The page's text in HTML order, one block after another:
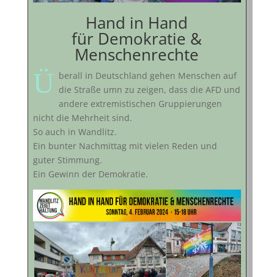
Hand in Hand
für Demokratie &
Menschenrechte
Ü berall in Deutschland gehen Menschen auf
die Straße umn zu zeigen, dass die AFD und
andere extremistischen Gruppierungen
nicht die Mehrheit sind.
So auch in Wandlitz.
Ein bunter Nachmittag mit vielen Reden und
guter Stimmung.
Ein Gewinn der Demokratie.